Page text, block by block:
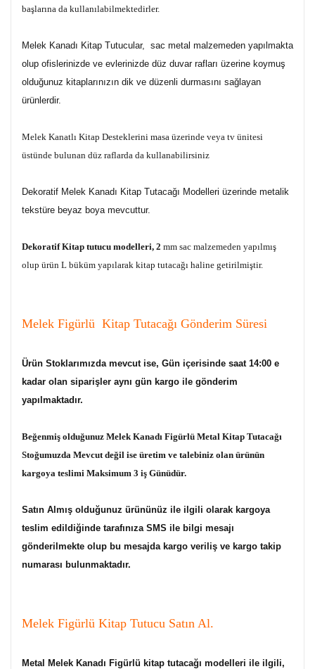
başlarına da kullanılabilmektedirler.
Melek Kanadı Kitap Tutucular, sac metal malzemeden yapılmakta
olup ofislerinizde ve evlerinizde düz duvar rafları üzerine koymuş
olduğunuz kitaplarınızın dik ve düzenli durmasını sağlayan
ürünlerdir.
Melek Kanatlı Kitap Desteklerini masa üzerinde veya tv ünitesi
üstünde bulunan düz raflarda da kullanabilirsiniz
Dekoratif Melek Kanadı Kitap Tutacağı Modelleri üzerinde metalik
tekstüre beyaz boya mevcuttur.
Dekoratif Kitap tutucu modelleri, 2 mm sac malzemeden yapılmış
olup ürün L büküm yapılarak kitap tutacağı haline getirilmiştir.
Melek Figürlü Kitap Tutacağı Gönderim Süresi
Ürün Stoklarımızda mevcut ise, Gün içerisinde saat 14:00 e
kadar olan siparişler aynı gün kargo ile gönderim
yapılmaktadır.
Beğenmiş olduğunuz Melek Kanadı Figürlü Metal Kitap Tutacağı
Stoğumuzda Mevcut değil ise üretim ve talebiniz olan ürünün
kargoya teslimi Maksimum 3 iş Günüdür.
Satın Almış olduğunuz ürününüz ile ilgili olarak kargoya
teslim edildiğinde tarafınıza SMS ile bilgi mesajı
gönderilmekte olup bu mesajda kargo veriliş ve kargo takip
numarası bulunmaktadır.
Melek Figürlü Kitap Tutucu Satın Al.
Metal Melek Kanadı Figürlü kitap tutacağı modelleri ile ilgili,